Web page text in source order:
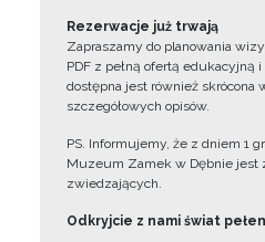
Rezerwacje już trwają
Zapraszamy do planowania
PDF z pełną ofertą edukacyjną
dostępna jest również skrócona
szczegółowych opisów.
PS. Informujemy, że z dniem 1
Muzeum Zamek w Dębnie jest
zwiedzających.
Odkryjcie z nami świat